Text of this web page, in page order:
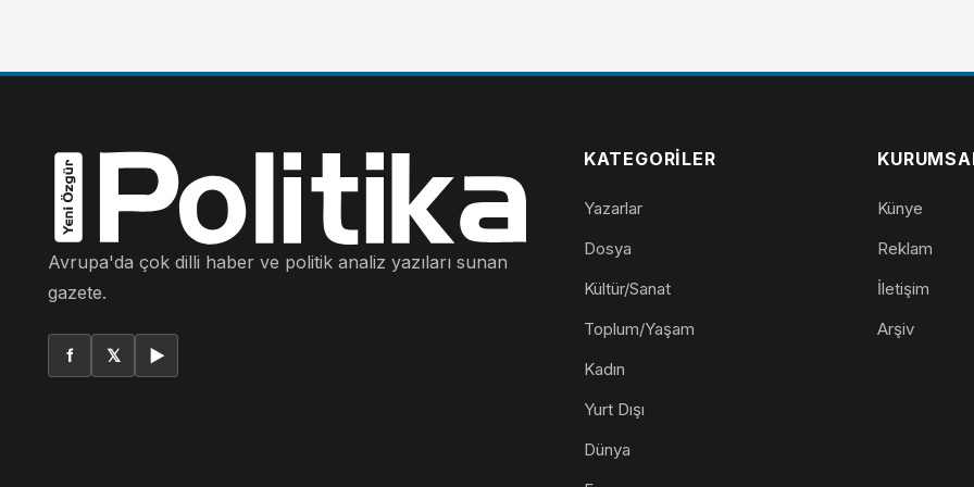
Avrupa'da çok dilli haber ve politik analiz yazıları sunan
gazete.
f 𝕏 ▶
KATEGORILER
Yazarlar
Dosya
Kültür/Sanat
Toplum/Yaşam
Kadın
Yurt Dışı
Dünya
Künye
Reklam
İletişim
Arşiv